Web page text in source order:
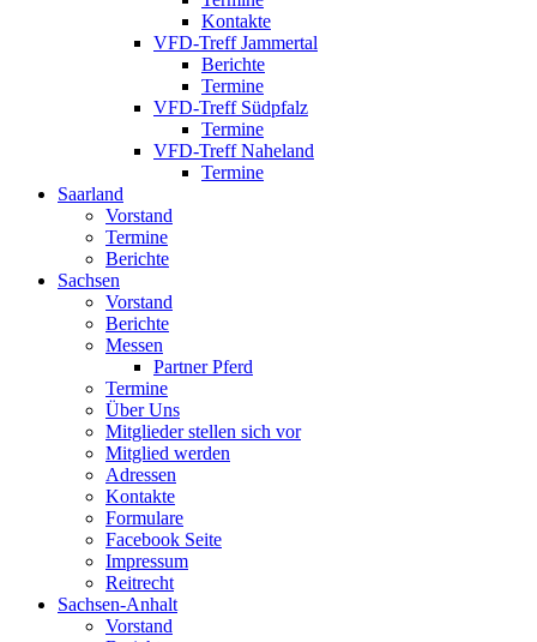
Kontakte
VFD-Treff Jammertal
Berichte
Termine
VFD-Treff Südpfalz
Termine
VFD-Treff Naheland
Termine
Saarland
Vorstand
Termine
Berichte
Sachsen
Vorstand
Berichte
Messen
Partner Pferd
Termine
Über Uns
Mitglieder stellen sich vor
Mitglied werden
Adressen
Kontakte
Formulare
Facebook Seite
Impressum
Reitrecht
Sachsen-Anhalt
Vorstand